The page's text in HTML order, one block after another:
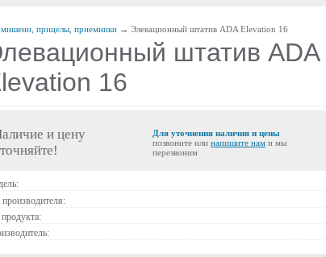
прицелы, приемники → Элевационный штатив ADA Elevation 16
штатив ADA
16
и цену
Для уточнения наличия и цены
позвоните или напишите нам и мы
перезвоним